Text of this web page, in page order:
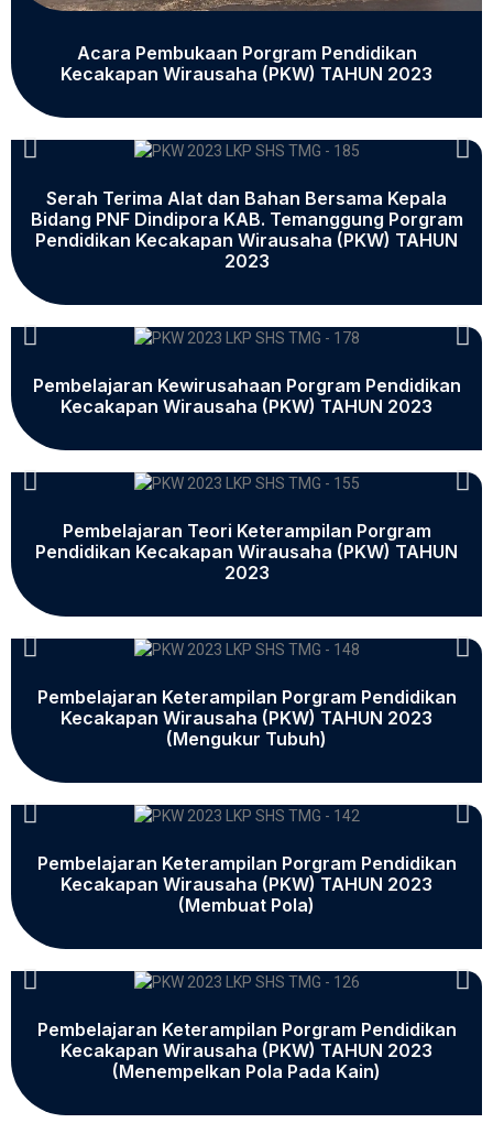
Acara Pembukaan Porgram Pendidikan
Kecakapan Wirausaha (PKW) TAHUN 2023
Serah Terima Alat dan Bahan Bersama Kepala
Bidang PNF Dindipora KAB. Temanggung Porgram
Pendidikan Kecakapan Wirausaha (PKW) TAHUN
2023
Pembelajaran Kewirusahaan Porgram Pendidikan
Kecakapan Wirausaha (PKW) TAHUN 2023
Pembelajaran Teori Keterampilan Porgram
Pendidikan Kecakapan Wirausaha (PKW) TAHUN
2023
Pembelajaran Keterampilan Porgram Pendidikan
Kecakapan Wirausaha (PKW) TAHUN 2023
(Mengukur Tubuh)
Pembelajaran Keterampilan Porgram Pendidikan
Kecakapan Wirausaha (PKW) TAHUN 2023
(Membuat Pola)
Pembelajaran Keterampilan Porgram Pendidikan
Kecakapan Wirausaha (PKW) TAHUN 2023
(Menempelkan Pola Pada Kain)